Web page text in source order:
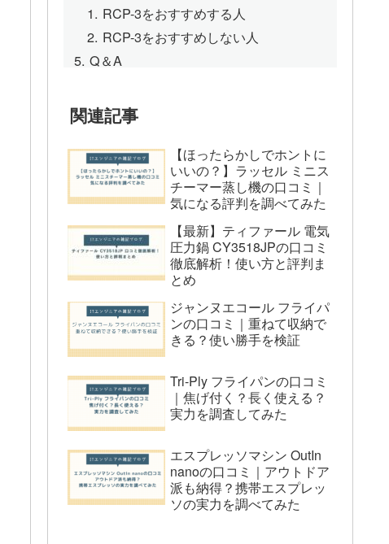
RCP-3をおすすめする人
RCP-3をおすすめしない人
Q＆A
Q2: RCP-3は dishwasher safe（食器
洗い機対応）ですか？
Q3: RCP-3で氷は砕けますか？
Q4: RCP-3の保証期間はどのくらい
ですか？
Q5: RCP-3で温かい食材を処理する
ことはできますか？
関連記事
【ほったらかしでホントに
いいの？】ラッセル ミニス
チーマー蒸し機の口コミ｜
気になる評判を調べてみた
【最新】ティファール 電気
圧力鍋 CY3518JPの口コミ
徹底解析！使い方と評判ま
とめ
ジャンヌエコール フライパ
ンの口コミ｜重ねて収納で
きる？使い勝手を検証
Tri-Ply フライパンの口コミ
｜焦げ付く？長く使える？
実力を調査してみた
エスプレッソマシン OutIn
nanoの口コミ｜アウトドア
派も納得？携帯エスプレッ
ソの実力を調べてみた